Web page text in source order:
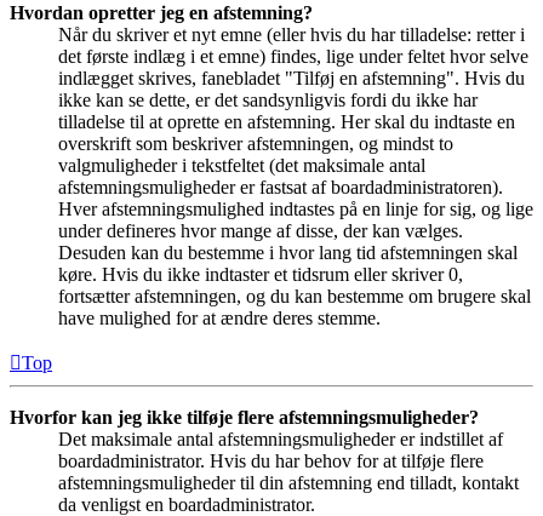
Hvordan opretter jeg en afstemning?
Når du skriver et nyt emne (eller hvis du har tilladelse: retter i
det første indlæg i et emne) findes, lige under feltet hvor selve
indlægget skrives, fanebladet "Tilføj en afstemning". Hvis du
ikke kan se dette, er det sandsynligvis fordi du ikke har
tilladelse til at oprette en afstemning. Her skal du indtaste en
overskrift som beskriver afstemningen, og mindst to
valgmuligheder i tekstfeltet (det maksimale antal
afstemningsmuligheder er fastsat af boardadministratoren).
Hver afstemningsmulighed indtastes på en linje for sig, og lige
under defineres hvor mange af disse, der kan vælges.
Desuden kan du bestemme i hvor lang tid afstemningen skal
køre. Hvis du ikke indtaster et tidsrum eller skriver 0,
fortsætter afstemningen, og du kan bestemme om brugere skal
have mulighed for at ændre deres stemme.
Top
Hvorfor kan jeg ikke tilføje flere afstemningsmuligheder?
Det maksimale antal afstemningsmuligheder er indstillet af
boardadministrator. Hvis du har behov for at tilføje flere
afstemningsmuligheder til din afstemning end tilladt, kontakt
da venligst en boardadministrator.